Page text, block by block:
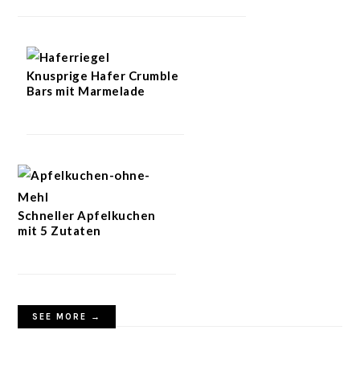
Knusprige Hafer Crumble
Bars mit Marmelade
Schneller Apfelkuchen
mit 5 Zutaten
SEE MORE →